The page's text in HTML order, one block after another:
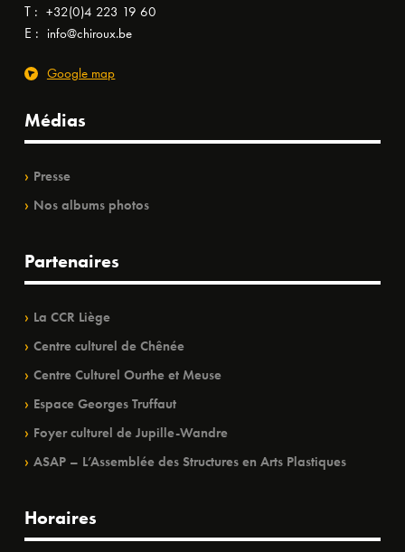
T : +32(0)4 223 19 60
E : info@chiroux.be
Google map
Médias
Presse
Nos albums photos
Partenaires
La CCR Liège
Centre culturel de Chênée
Centre Culturel Ourthe et Meuse
Espace Georges Truffaut
Foyer culturel de Jupille-Wandre
ASAP – L’Assemblée des Structures en Arts Plastiques
Horaires